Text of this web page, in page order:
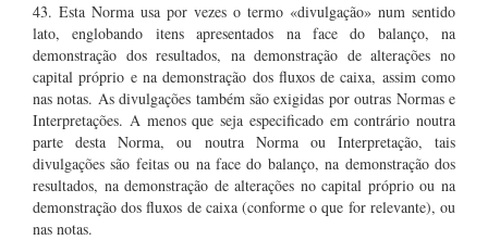
43. Esta Norma usa por vezes o termo «divulgação» num sentido
lato, englobando itens apresentados na face do balanço, na
demonstração dos resultados, na demonstração de alterações no
capital próprio e na demonstração dos fluxos de caixa, assim como
nas notas. As divulgações também são exigidas por outras Normas e
Interpretações. A menos que seja especificado em contrário noutra
parte desta Norma, ou noutra Norma ou Interpretação, tais
divulgações são feitas ou na face do balanço, na demonstração dos
resultados, na demonstração de alterações no capital próprio ou na
demonstração dos fluxos de caixa (conforme o que for relevante), ou
nas notas.